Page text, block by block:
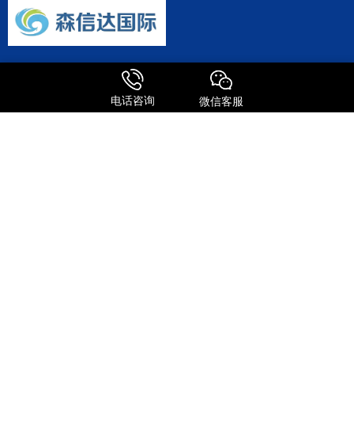
森信达主营业务涵盖国际快递、快件报关、邮寄包裹、转运公司及国
际物流等全链条服务。作为FEDEX、UPS、DHL、TNT等国际快递巨
头的深度合作伙伴，公司整合了全球专线资源，为客户提供极具竞争
力的运输方案。
电话咨询 微信客服